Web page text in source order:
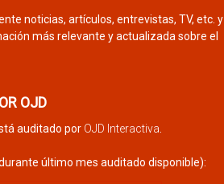
noticias, artículos, entrevistas, TV, etc. y
más relevante y actualizada sobre el
OJD
auditado por OJD Interactiva
último mes auditado disponible):